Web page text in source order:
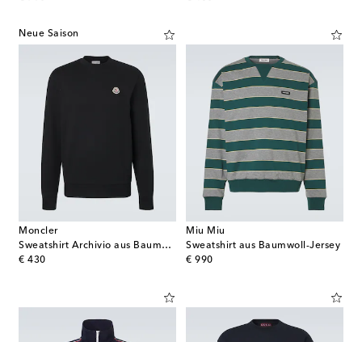
Neue Saison
Moncler
Sweatshirt Archivio aus Baumwoll-Jersey
€ 430
original price
Miu Miu
Sweatshirt aus Baumwoll-Jersey
€ 990
original price